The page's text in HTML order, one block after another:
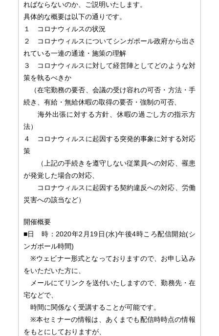
ればならないのか、
ご説明いたします。
具体的な概要は以下の通りです。
１ コロナウィルスの状況
２ コロナウィルスについてシンガポール政府から出さ
れている一連の通達・施策の理解
３ コロナウィルスに対して経営陣としてどのような対
策を執るべきか
（在宅勤務の要否、会議の受け容れの可否・方法・手
続き、有給・ 無給休暇の取得の要否・強制の可否、
海外出張に対する方針、休暇の過ごし方の指示方
法）
４ コロナウィルスに起因する突発的事象に対する対応
策
（上記の手続きを遵守しない従業員への対応、 罹患
が発覚した場合の対応、
コロナウィルスに起因する契約違反への対応、 労働
災害への該当など）
開催概要
■日 時：2020年2月19日(水)午後4時ころ配信開始(シ
ンガポール時間)
※ウェビナー形式となっておりますので、 お申し込み
をいただいた方に、
メールにてリンクを送付いたしますので、勤務先・在
宅などで、
時間に関係なく受講することが可能です。
※本セミナーの情報は、 あくまでも配信時時点の情報
をもとにしておりますが、